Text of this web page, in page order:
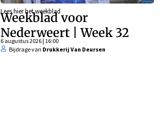
Lees hier het weekblad
Weekblad voor
Nederweert | Week 32
6 augustus 2026 | 16:00
Bijdrage van Drukkerij Van Deursen